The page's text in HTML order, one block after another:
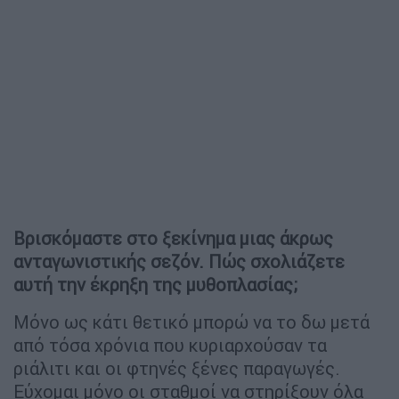
Βρισκόμαστε στο ξεκίνημα μιας άκρως
ανταγωνιστικής σεζόν. Πώς σχολιάζετε
αυτή την έκρηξη της μυθοπλασίας;
Μόνο ως κάτι θετικό μπορώ να το δω μετά
από τόσα χρόνια που κυριαρχούσαν τα
ριάλιτι και οι φτηνές ξένες παραγωγές.
Εύχομαι μόνο οι σταθμοί να στηρίξουν όλα